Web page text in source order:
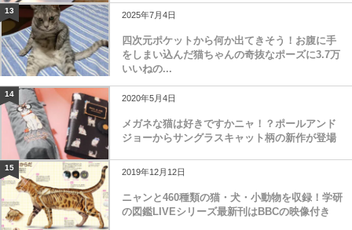
13 2025年7月4日
四次元ポケットから何か出てきそう！お腹に手
をしまい込んだ猫ちゃんの奇抜なポーズに3.7万
いいねの...
14 2020年5月4日
メガネな猫は好きですかニャ！？ポールアンド
ジョーからサングラスキャット柄の新作が登場
15 2019年12月12日
ニャンと460種類の猫・犬・小動物を収録！学研
の図鑑LIVEシリーズ最新刊はBBCの映像付き